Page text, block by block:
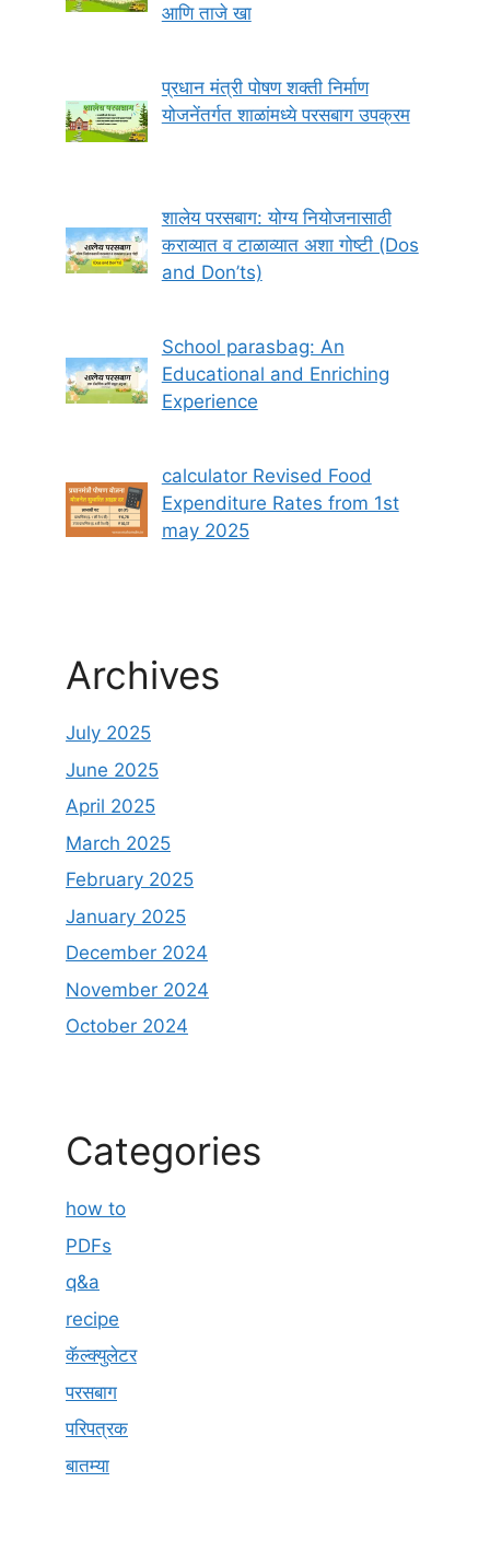
आणि ताजे खा
प्रधान मंत्री पोषण शक्ती निर्माण
योजनेंतर्गत शाळांमध्ये परसबाग उपक्रम
शालेय परसबाग: योग्य नियोजनासाठी
कराव्यात व टाळाव्यात अशा गोष्टी (Dos
and Don’ts)
School parasbag: An
Educational and Enriching
Experience
calculator Revised Food
Expenditure Rates from 1st
may 2025
Archives
July 2025
June 2025
April 2025
March 2025
February 2025
January 2025
December 2024
November 2024
October 2024
Categories
how to
PDFs
q&a
recipe
कॅल्क्युलेटर
परसबाग
परिपत्रक
बातम्या